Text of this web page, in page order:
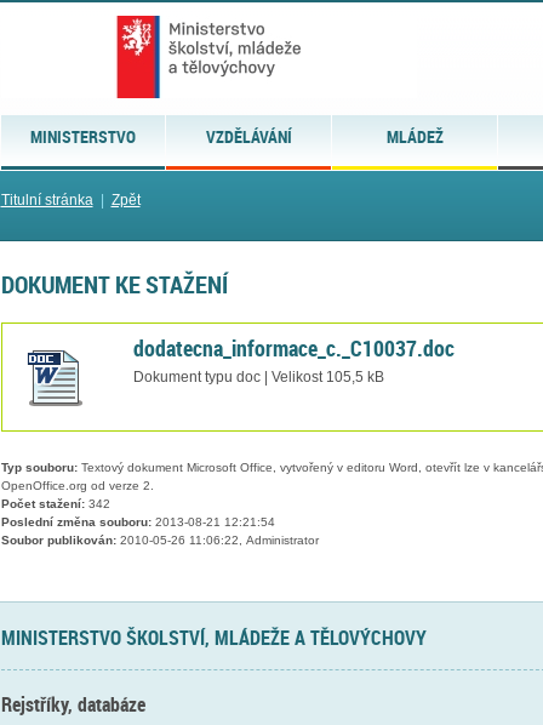
MINISTERSTVO VZDĚLÁVÁNÍ MLÁDEŽ
Titulní stránka| Zpět
DOKUMENT KE STAŽENÍ
dodatecna_informace_c._C10037.doc
Dokument typu doc | Velikost 105,5 kB
Typ souboru:Textový dokument Microsoft Office, vytvořený v editoru Word, otevřít lze v
OpenOffice.org od verze 2.
Počet stažení:342
Poslední změna souboru:2013-08-21 12:21:54
Soubor publikován:2010-05-26 11:06:22, Administrator
MINISTERSTVO ŠKOLSTVÍ, MLÁDEŽE A TĚLOVÝCHOVY
Rejstříky, databáze